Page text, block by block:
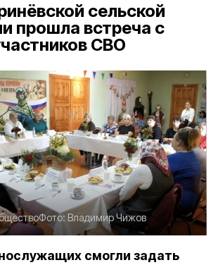
сельской
прошла встреча с
СВО
Фото: Владимир Чижов
смогли задать